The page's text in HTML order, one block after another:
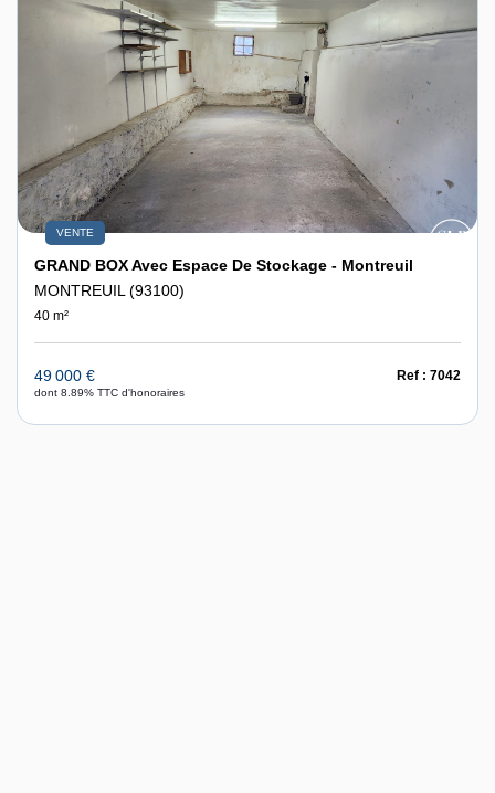
VENTE
GRAND BOX Avec Espace De Stockage - Montreuil
MONTREUIL (93100)
40 m²
49 000 €
dont 8.89% TTC d'honoraires
Ref : 7042